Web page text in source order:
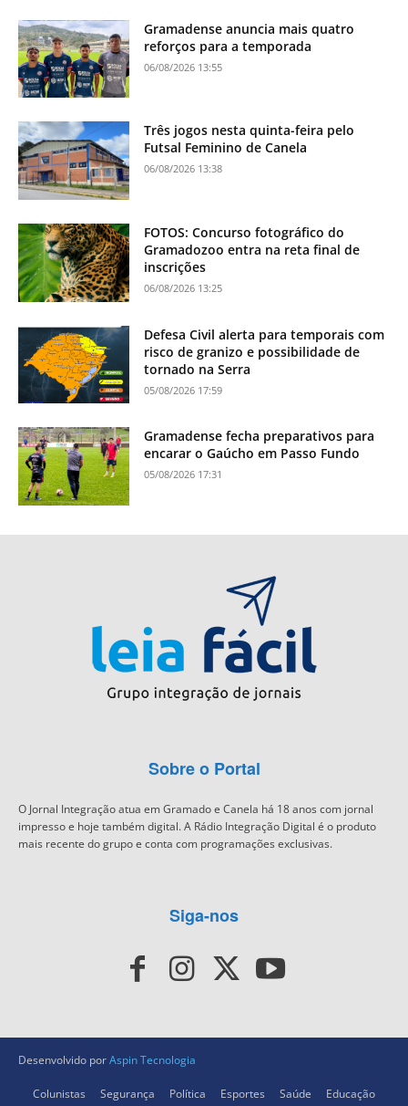
Gramadense anuncia mais quatro
reforços para a temporada
06/08/2026 13:55
Três jogos nesta quinta-feira pelo
Futsal Feminino de Canela
06/08/2026 13:38
FOTOS: Concurso fotográfico do
Gramadozoo entra na reta final de
inscrições
06/08/2026 13:25
Defesa Civil alerta para temporais com
risco de granizo e possibilidade de
tornado na Serra
05/08/2026 17:59
Gramadense fecha preparativos para
encarar o Gaúcho em Passo Fundo
05/08/2026 17:31
Sobre o Portal
O Jornal Integração atua em Gramado e Canela há 18 anos com jornal
impresso e hoje também digital. A Rádio Integração Digital é o produto
mais recente do grupo e conta com programações exclusivas.
Siga-nos
Desenvolvido porAspin Tecnologia
Colunistas Segurança Política Esportes Saúde
Educação